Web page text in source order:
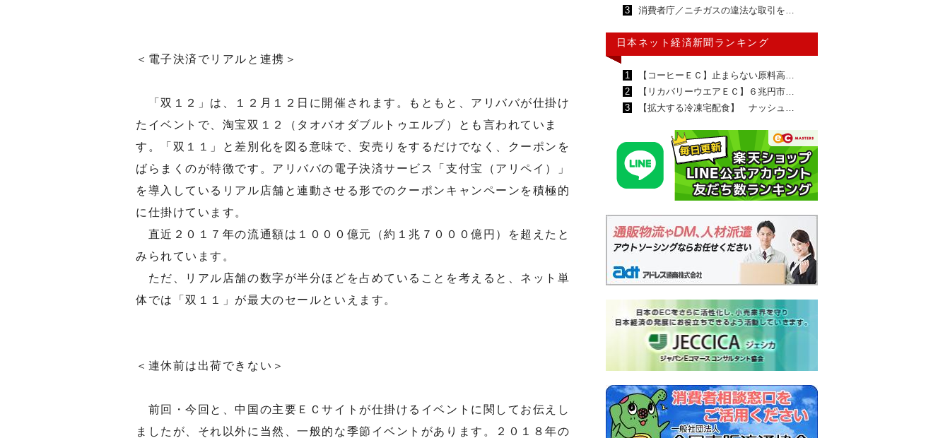
＜電子決済でリアルと連携＞
「双１２」は、１２月１２日に開催されます。もともと、アリババが仕掛け
たイベントで、淘宝双１２（タオバオダブルトゥエルブ）とも言われていま
す。「双１１」と差別化を図る意味で、安売りをするだけでなく、クーポンを
ばらまくのが特徴です。アリババの電子決済サービス「支付宝（アリペイ）」
を導入しているリアル店舗と連動させる形でのクーポンキャンペーンを積極的
に仕掛けています。
直近２０１７年の流通額は１０００億元（約１兆７０００億円）を超えたと
みられています。
ただ、リアル店舗の数字が半分ほどを占めていることを考えると、ネット単
体では「双１１」が最大のセールといえます。
＜連休前は出荷できない＞
前回・今回と、中国の主要ＥＣサイトが仕掛けるイベントに関してお伝えし
ましたが、それ以外に当然、一般的な季節イベントがあります。２０１８年の
3
消費者庁／ニチガスの違法な取引を…
日本ネット経済新聞ランキング
1
【コーヒーＥＣ】止まらない原料高…
2
【リカバリーウエアＥＣ】６兆円市…
3
【拡大する冷凍宅配食】 ナッシュ…